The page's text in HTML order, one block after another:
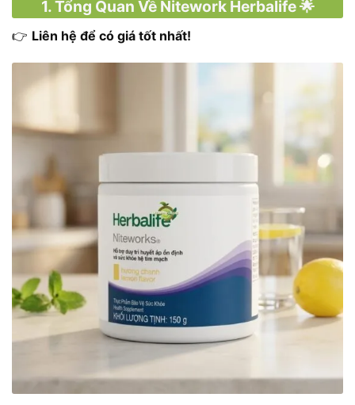
1. Tổng Quan Về Nitework Herbalife 🌟
👉 Liên hệ để có giá tốt nhất!